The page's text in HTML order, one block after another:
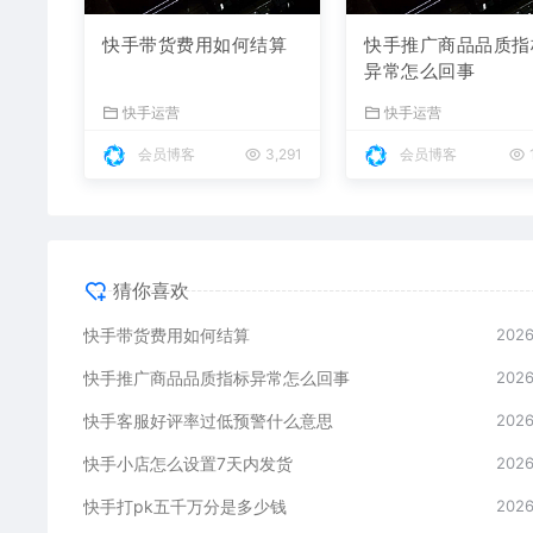
快手带货费用如何结算
快手运营
会员博客 3,291
快手推广商品品质
异常怎么回事
快手运营
会员博客
猜你喜欢
快手带货费用如何结算
快手推广商品品质指标异常怎么回事
快手客服好评率过低预警什么意思
快手小店怎么设置7天内发货
快手打pk五千万分是多少钱